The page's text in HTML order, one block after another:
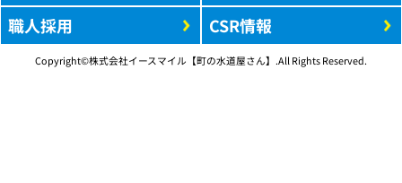
職人採用
CSR情報
Copyright©株式会社イースマイル【町の水道屋さん】.All Rights Reserved.